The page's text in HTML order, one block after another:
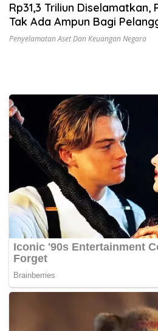
Rp31,3 Triliun Diselamatkan,
Tak Ada Ampun Bagi
Penyelamatan Aset Dan Keuangan Negara